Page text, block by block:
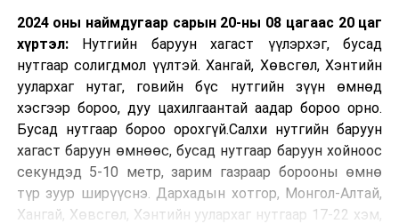
2024 оны наймдугаар сарын 20-ны 08 цагаас 20 цаг
хүртэл:Нутгийн баруун хагаст үүлэрхэг, бусад
нутгаар солигдмол үүлтэй. Хангай, Хөвсгөл, Хэнтийн
уулархаг нутаг, говийн бүс нутгийн зүүн өмнөд
хэсгээр бороо, дуу цахилгаантай аадар бороо орно.
Бусад нутгаар бороо орохгүй.Салхи нутгийн баруун
хагаст баруун өмнөөс, бусад нутгаар баруун хойноос
секундэд 5-10 метр, зарим газраар борооны өмнө
түр зуур ширүүснэ. Дархадын хотгор, Монгол-Алтай,
Хангай, Хөвсгөл, Хэнтийн уулархаг нутгаар 17-22 хэм,